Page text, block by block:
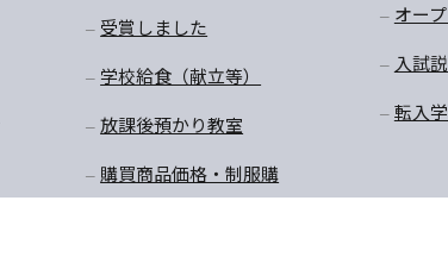
受賞しました
学校給食（献立等）
放課後預かり教室
購買商品価格・制服購
オー
入試
転入